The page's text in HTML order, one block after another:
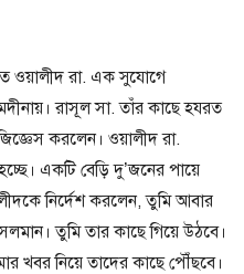
ওয়ালীদ রা. এক সুযোগে
রাসূল সা. তাঁর কাছে হযরত
করলেন। ওয়ালীদ রা.
একটি বেড়ি দু’জনের পায়ে
নির্দেশ করলেন, তুমি আবার
তুমি তার কাছে গিয়ে উঠবে।
খবর নিয়ে তাদের কাছে পৌঁছবে।